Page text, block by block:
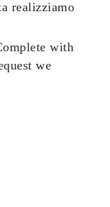
realizziamo
with
we